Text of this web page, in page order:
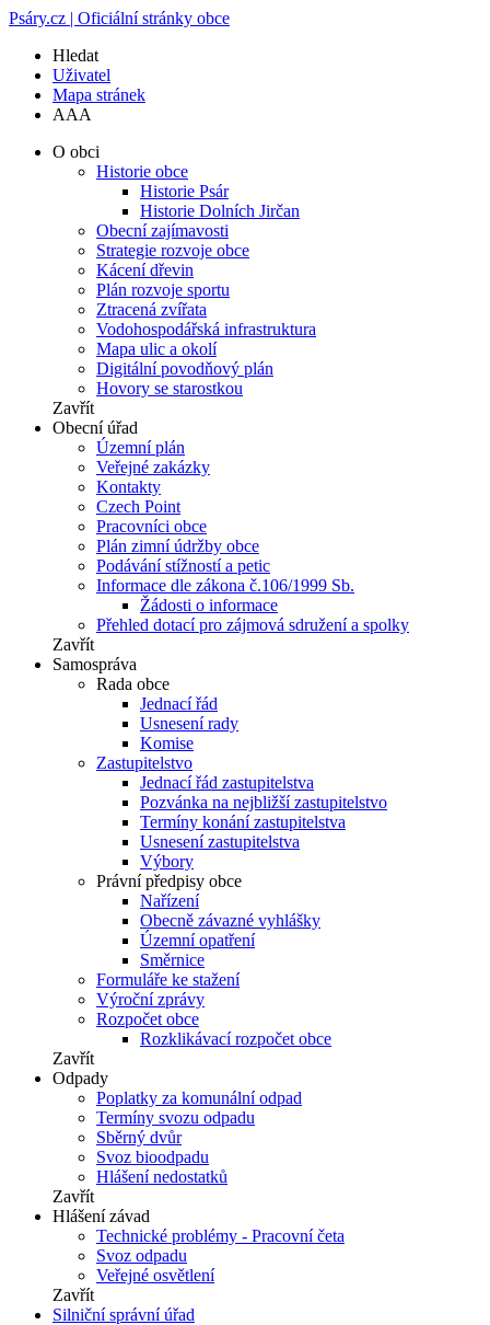
Psáry.cz | Oficiální stránky obce
Hledat
Uživatel
Mapa stránek
AAA
O obci
Historie obce
Historie Psár
Historie Dolních Jirčan
Obecní zajímavosti
Strategie rozvoje obce
Kácení dřevin
Plán rozvoje sportu
Ztracená zvířata
Vodohospodářská infrastruktura
Mapa ulic a okolí
Digitální povodňový plán
Hovory se starostkou
Zavřít
Obecní úřad
Územní plán
Veřejné zakázky
Kontakty
Czech Point
Pracovníci obce
Plán zimní údržby obce
Podávání stížností a petic
Informace dle zákona č.106/1999 Sb.
Žádosti o informace
Přehled dotací pro zájmová sdružení a spolky
Zavřít
Samospráva
Rada obce
Jednací řád
Usnesení rady
Komise
Zastupitelstvo
Jednací řád zastupitelstva
Pozvánka na nejbližší zastupitelstvo
Termíny konání zastupitelstva
Usnesení zastupitelstva
Výbory
Právní předpisy obce
Nařízení
Obecně závazné vyhlášky
Územní opatření
Směrnice
Formuláře ke stažení
Výroční zprávy
Rozpočet obce
Rozklikávací rozpočet obce
Zavřít
Odpady
Poplatky za komunální odpad
Termíny svozu odpadu
Sběrný dvůr
Svoz bioodpadu
Hlášení nedostatků
Zavřít
Hlášení závad
Technické problémy - Pracovní četa
Svoz odpadu
Veřejné osvětlení
Zavřít
Silniční správní úřad